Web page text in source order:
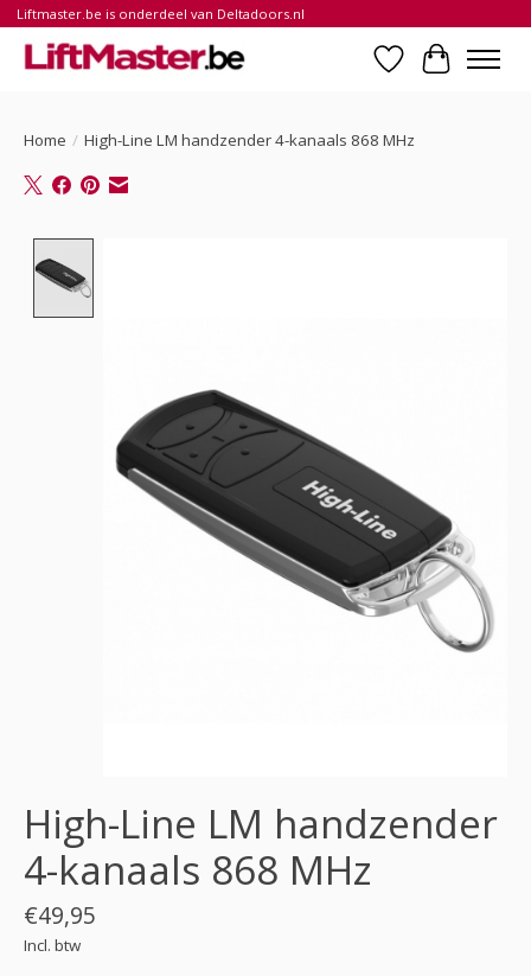
Liftmaster.be is onderdeel van Deltadoors.nl
Verlanglijst
Home / High-Line LM handzender 4-kanaals 868 MHz
High-Line LM handzender
4-kanaals 868 MHz
€49,95
Incl. btw